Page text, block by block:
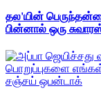
தல'யின்
பின்னால் ஒரு